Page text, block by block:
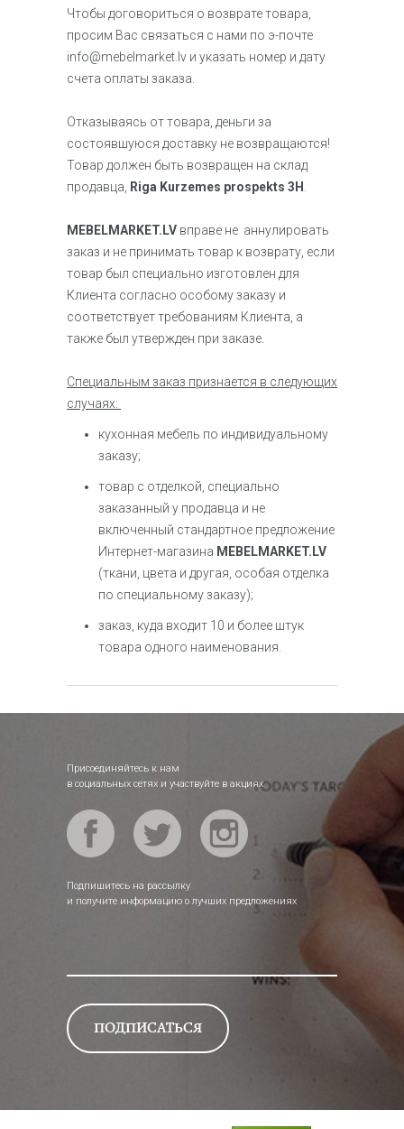
Чтобы договориться о возврате товара,
просим Вас связаться с нами по э-почте
info@mebelmarket.lv и указать номер и дату
счета оплаты заказа.
Отказываясь от товара, деньги за
состоявшуюся доставку не возвращаются!
Товар должен быть возвращен на склад
продавца,
Riga Kurzemes prospekts 3H
MEBELMARKET.LV вправе не аннулировать
заказ и не принимать товар к возврату, если
товар был специально изготовлен для
Клиента согласно особому заказу и
соответствует требованиям Клиента, а
также был утвержден при заказе.
Специальным заказ признается в следующих
случаях:
кухонная мебель по индивидуальному
заказу;
товар с отделкой, специально
заказанный у продавца и не
включенный стандартное предложение
Интернет-магазина MEBELMARKET.LV
(ткани, цвета и другая, особая отделка
по специальному заказу);
заказ, куда входит 10 и более штук
товара одного наименования.
Присоединяйтесь к нам
в социальных сетях и участвуйте в акциях
Подпишитесь на рассылку
и получите информацию о лучших предложениях